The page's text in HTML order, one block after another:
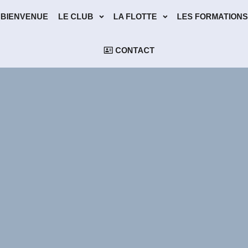
BIENVENUE LE CLUB LA FLOTTE LES FORMATIONS
CONTACT